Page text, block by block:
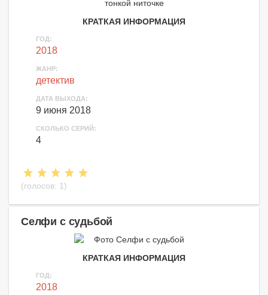
КРАТКАЯ ИНФОРМАЦИЯ
ГОД:
2018
ЖАНР:
детектив
ДАТА ВЫХОДА:
9 июня 2018
СКОЛЬКО СЕРИЙ:
4
(голосов: 1)
Селфи с судьбой
КРАТКАЯ ИНФОРМАЦИЯ
ГОД:
2018